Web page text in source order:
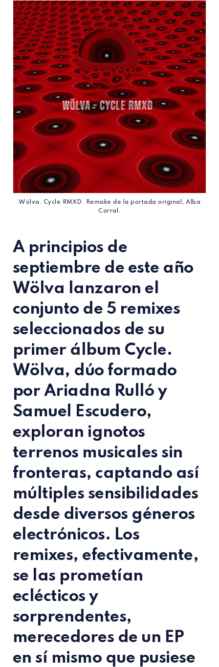
Wölva. Cycle RMXD. Remake de la portada original, Alba
Corral.
A principios de
septiembre de este año
Wölva lanzaron el
conjunto de 5 remixes
seleccionados de su
primer álbum Cycle.
Wölva, dúo formado
por Ariadna Rulló y
Samuel Escudero,
exploran ignotos
terrenos musicales sin
fronteras, captando así
múltiples sensibilidades
desde diversos géneros
electrónicos. Los
remixes, efectivamente,
se las prometían
eclécticos y
sorprendentes,
merecedores de un EP
en sí mismo que pusiese